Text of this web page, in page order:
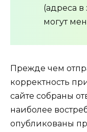
(адреса в
могут
Прежде чем
корректность
сайте собраны
наиболее
опубликованы